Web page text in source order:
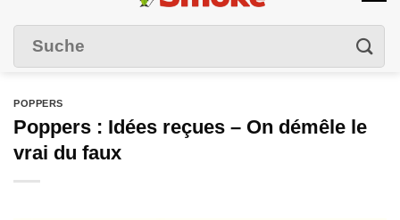
nach
POPPERS
Poppers : Idées reçues – On démêle le
vrai du faux